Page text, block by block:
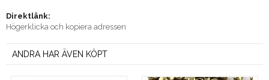
Direktlänk:
Högerklicka och kopiera adressen
ANDRA HAR ÄVEN KÖPT